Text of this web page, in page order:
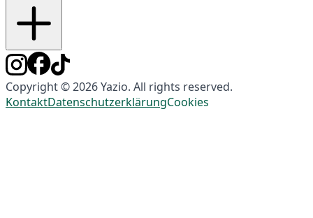
Copyright © 2026 Yazio. All rights reserved.
KontaktDatenschutzerklärungCookies